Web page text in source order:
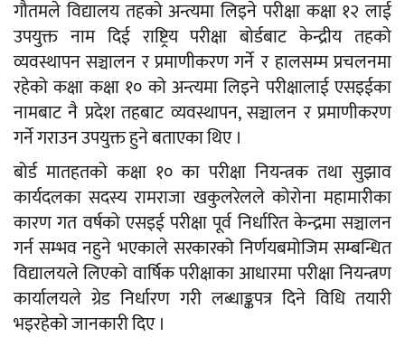
गौतमले विद्यालय तहको अन्त्यमा लिइने परीक्षा कक्षा १२ लाई
उपयुक्त नाम दिई राष्ट्रिय परीक्षा बोर्डबाट केन्द्रीय तहको
व्यवस्थापन सञ्चालन र प्रमाणीकरण गर्ने र हालसम्म प्रचलनमा
रहेको कक्षा कक्षा १० को अन्त्यमा लिइने परीक्षालाई एसइईका
नामबाट नै प्रदेश तहबाट व्यवस्थापन, सञ्चालन र प्रमाणीकरण
गर्ने गराउन उपयुक्त हुने बताएका थिए ।
बोर्ड मातहतको कक्षा १० का परीक्षा नियन्त्रक तथा सुझाव
कार्यदलका सदस्य रामराजा खकुलरेलले कोरोना महामारीका
कारण गत वर्षको एसइई परीक्षा पूर्व निर्धारित केन्द्रमा सञ्चालन
गर्न सम्भव नहुने भएकाले सरकारको निर्णयबमोजिम सम्बन्धित
विद्यालयले लिएको वार्षिक परीक्षाका आधारमा परीक्षा नियन्त्रण
कार्यालयले ग्रेड निर्धारण गरी लब्धाङ्कपत्र दिने विधि तयारी
भइरहेको जानकारी दिए ।